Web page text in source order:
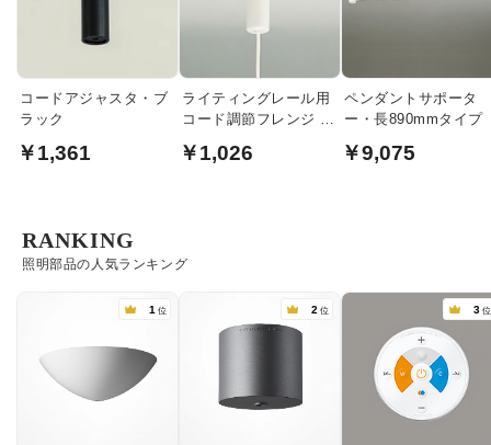
コードアジャスタ・ブ
ラック
￥1,361
ライティングレール用
コード調節フレンジ |
￥1,026
ペンダントサポータ
ー・長890mmタイプ
￥9,075
照明部品の人気ランキング
RANKING
1 位 2 位 3 位